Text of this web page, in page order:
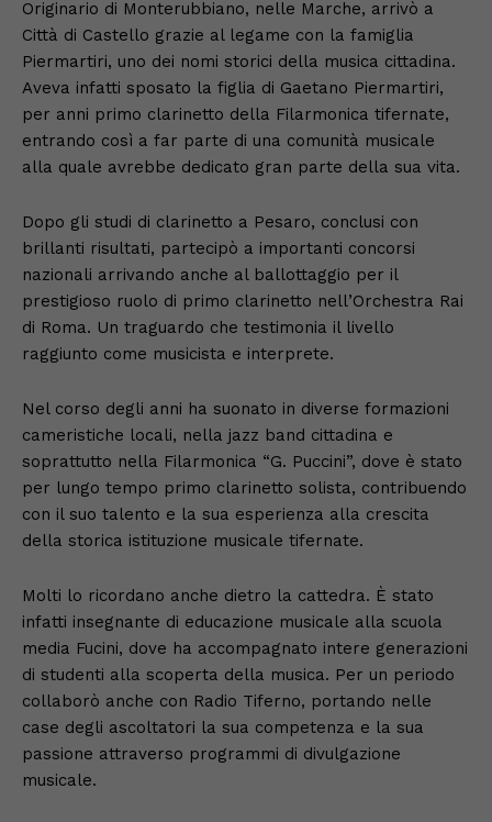
Originario di Monterubbiano, nelle Marche, arrivò a
Città di Castello grazie al legame con la famiglia
Piermartiri, uno dei nomi storici della musica cittadina.
Aveva infatti sposato la figlia di Gaetano Piermartiri,
per anni primo clarinetto della Filarmonica tifernate,
entrando così a far parte di una comunità musicale
alla quale avrebbe dedicato gran parte della sua vita.
Dopo gli studi di clarinetto a Pesaro, conclusi con
brillanti risultati, partecipò a importanti concorsi
nazionali arrivando anche al ballottaggio per il
prestigioso ruolo di primo clarinetto nell’Orchestra Rai
di Roma. Un traguardo che testimonia il livello
raggiunto come musicista e interprete.
Nel corso degli anni ha suonato in diverse formazioni
cameristiche locali, nella jazz band cittadina e
soprattutto nella Filarmonica “G. Puccini”, dove è stato
per lungo tempo primo clarinetto solista, contribuendo
con il suo talento e la sua esperienza alla crescita
della storica istituzione musicale tifernate.
Molti lo ricordano anche dietro la cattedra. È stato
infatti insegnante di educazione musicale alla scuola
media Fucini, dove ha accompagnato intere generazioni
di studenti alla scoperta della musica. Per un periodo
collaborò anche con Radio Tiferno, portando nelle
case degli ascoltatori la sua competenza e la sua
passione attraverso programmi di divulgazione
musicale.